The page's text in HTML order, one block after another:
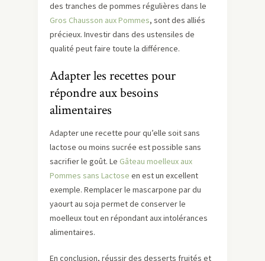
des tranches de pommes régulières dans le
Gros Chausson aux Pommes, sont des alliés
précieux. Investir dans des ustensiles de
qualité peut faire toute la différence.
Adapter les recettes pour
répondre aux besoins
alimentaires
Adapter une recette pour qu’elle soit sans
lactose ou moins sucrée est possible sans
sacrifier le goût. Le Gâteau moelleux aux
Pommes sans Lactose en est un excellent
exemple. Remplacer le mascarpone par du
yaourt au soja permet de conserver le
moelleux tout en répondant aux intolérances
alimentaires.
En conclusion, réussir des desserts fruités et